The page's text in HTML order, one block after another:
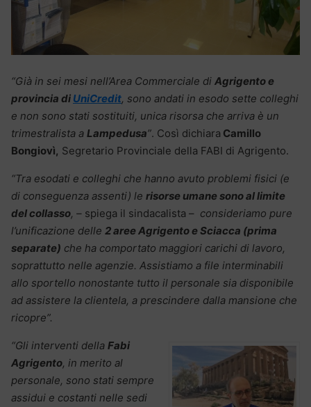
“Già in sei mesi nell’Area Commerciale di Agrigento e
provincia di UniCredit, sono andati in esodo sette colleghi
e non sono stati sostituiti, unica risorsa che arriva è un
trimestralista a Lampedusa”. Così dichiara Camillo
Bongiovì, Segretario Provinciale della FABI di Agrigento.
“Tra esodati e colleghi che hanno avuto problemi fisici (e
di conseguenza assenti) le risorse umane sono al limite
del collasso, – spiega il sindacalista – consideriamo pure
l’unificazione delle 2 aree Agrigento e Sciacca (prima
separate) che ha comportato maggiori carichi di lavoro,
soprattutto nelle agenzie. Assistiamo a file interminabili
allo sportello nonostante tutto il personale sia disponibile
ad assistere la clientela, a prescindere dalla mansione che
ricopre”.
“Gli interventi della Fabi
Agrigento, in merito al
personale, sono stati sempre
assidui e costanti nelle sedi